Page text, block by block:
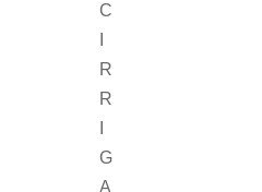
C
R
R
G
A